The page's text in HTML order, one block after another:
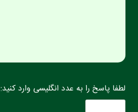
لطفا پاسخ را به عدد انگلیسی وارد کنید: